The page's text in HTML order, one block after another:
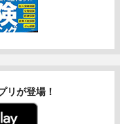
リが登場！